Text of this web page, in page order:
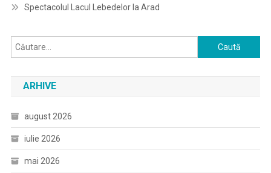
Spectacolul Lacul Lebedelor la Arad
Caută
după:
ARHIVE
august 2026
iulie 2026
mai 2026